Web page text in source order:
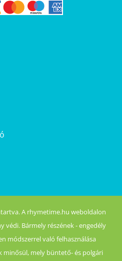
A rhymetime.hu weboldalon
védi. Bármely részének - engedély
módszerrel való felhasználása
minősül, mely büntető- és polgári